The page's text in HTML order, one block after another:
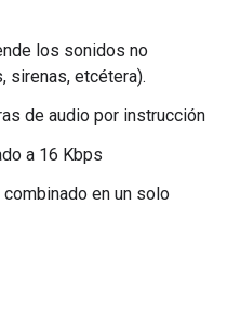
los sonidos no
sirenas, etcétera).
de audio por instrucción
a 16 Kbps
en un solo